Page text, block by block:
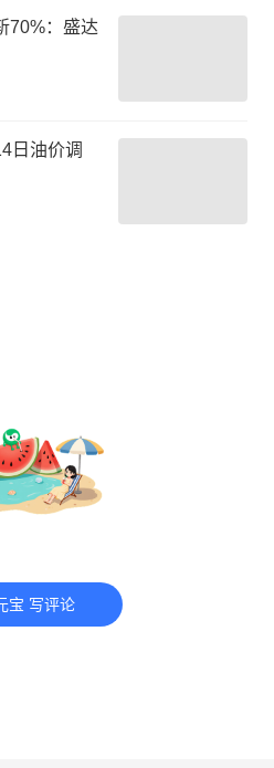
70%：盛达
日油价调
宝 写评论